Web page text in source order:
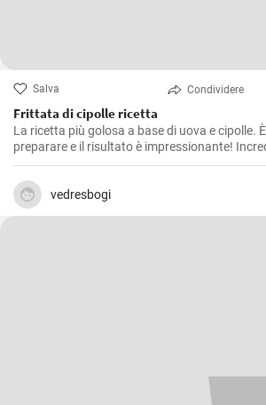
Salva Condividere
Frittata di cipolle ricetta
La ricetta più golosa a base di uova e cipolle.
preparare e il risultato è impressionante!
frittata che tutti dovrebbero provare. Nuova
in 10 minuti!
vedresbogi